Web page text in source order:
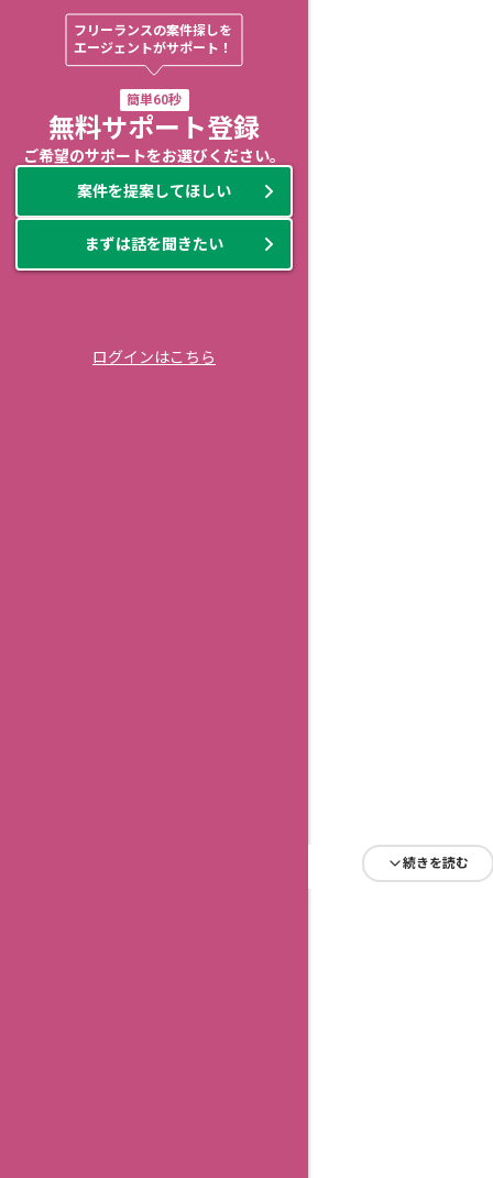
続きを読む
続きを読む
続きを読む
続きを読む
続きを読む
続きを読む
続きを読む
続きを読む
続きを読む
続きを読む
続きを読む
続きを読む
続きを読む
続きを読む
続きを読む
続きを読む
続きを読む
続きを読む
続きを読む
続きを読む
フリーランスの案件探しを
エージェントがサポート！
簡単60秒
無料サポート登録
ご希望のサポートをお選びください。
案件を提案してほしい
まずは話を聞きたい
ログインはこちら